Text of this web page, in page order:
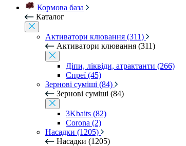
Кормова база
Каталог
Активатори клювання (311)
Активатори клювання (311)
Діпи, ліквіди, атрактанти (266)
Спреї (45)
Зернові суміші (84)
Зернові суміші (84)
3Kbaits (82)
Corona (2)
Насадки (1205)
Насадки (1205)